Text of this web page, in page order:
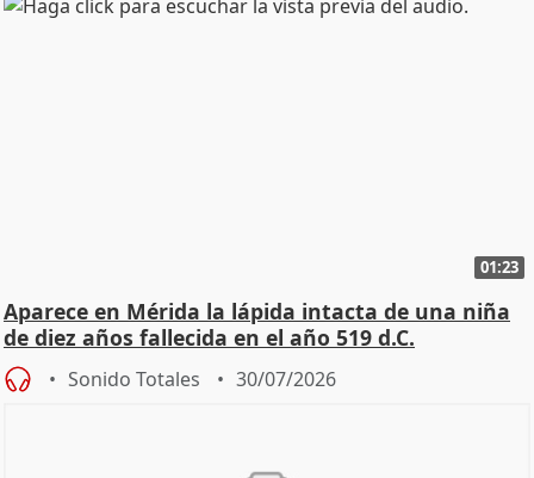
01:23
Aparece en Mérida la lápida intacta de una niña
de diez años fallecida en el año 519 d.C.
Sonido Totales 30/07/2026